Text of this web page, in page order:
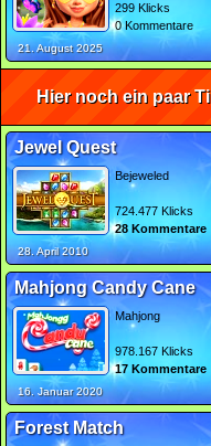
299 Klicks
0 Kommentare
21. August 2025
Hier noch ein paar
Jewel Quest
Bejeweled
724.477 Klicks
28 Kommentare
28. April 2010
Mahjong Candy Cane
Mahjong
978.167 Klicks
17 Kommentare
16. Januar 2020
Forest Match